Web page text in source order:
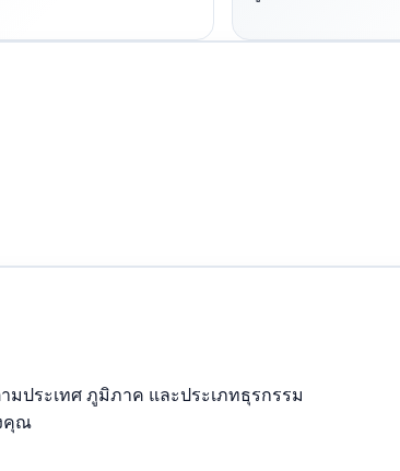
ประเทศ ภูมิภาค และประเภทธุรกรรม
คุณ